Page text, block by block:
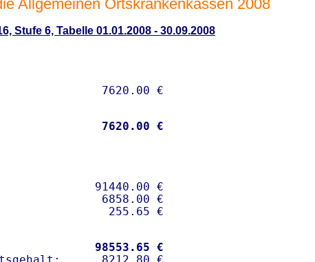
Allgemeinen Ortskrankenkassen 2008
Stufe 6, Tabelle 01.01.2008 - 30.09.2008
7620.00 €
91440.00 €
6858.00 €
98553.65 €